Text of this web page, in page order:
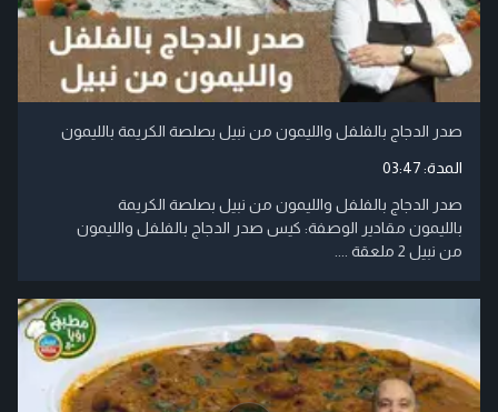
صدر الدجاج بالفلفل والليمون من نبيل بصلصة الكريمة بالليمون
المدة:03:47
صدر الدجاج بالفلفل والليمون من نبيل بصلصة الكريمة
بالليمون مقادير الوصفة: كيس صدر الدجاج بالفلفل والليمون
من نبيل 2 ملعقة ....